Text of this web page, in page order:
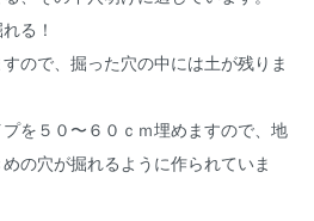
る！
ので、掘った穴の中には土が残りま
を５０〜６０ｃｍ埋めますので、地
の穴が掘れるように作られていま